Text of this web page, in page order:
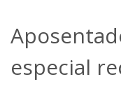
especial